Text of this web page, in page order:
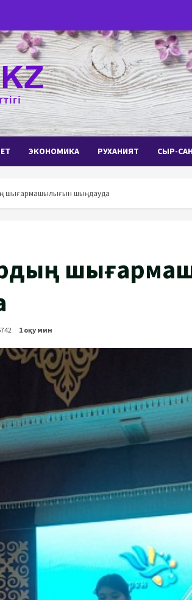
ЭКОНОМИКА РУХАНИЯТ СЫР-
шығармашылығын шыңдауда
1 оқу мин